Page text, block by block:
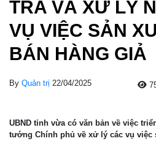
TRA VÀ XỬ LÝ
VỤ VIỆC SẢN
BÁN HÀNG GIẢ
By Quản trị 22/04/2025
UBND tỉnh vừa có văn bản về việc
tướng Chính phủ về xử lý các vụ việc